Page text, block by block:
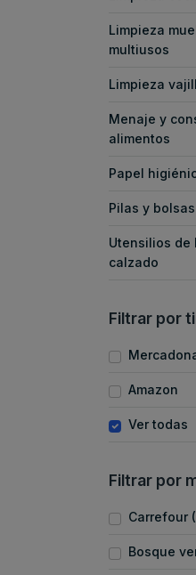
Limpieza
multiusos
Limpieza
Menaje y
alimentos
Papel
Pilas y
Utensilios de
calzado
Filtrar por
Amazon
Ver todas
Filtrar por
Carrefour
Bosque